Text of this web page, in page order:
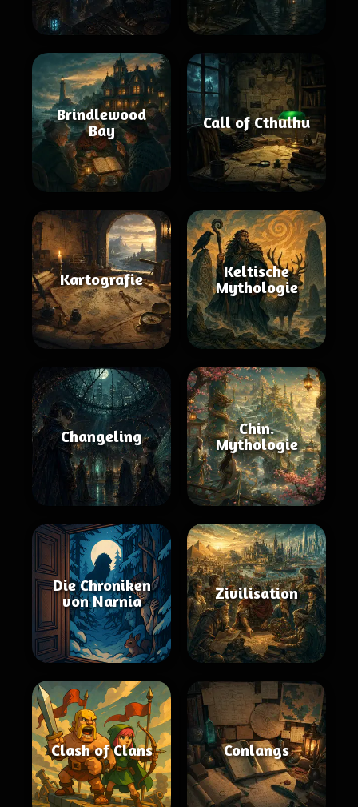
Brindlewood
Bay
Call of Cthulhu
Kartografie
Keltische
Mythologie
Changeling
Chin.
Mythologie
Die Chroniken
von Narnia
Zivilisation
Clash of Clans Conlangs